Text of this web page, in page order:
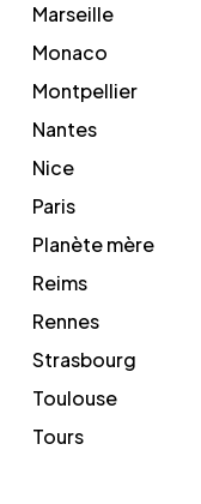
Marseille
Monaco
Montpellier
Nantes
Nice
Paris
Planète mère
Reims
Rennes
Strasbourg
Toulouse
Tours